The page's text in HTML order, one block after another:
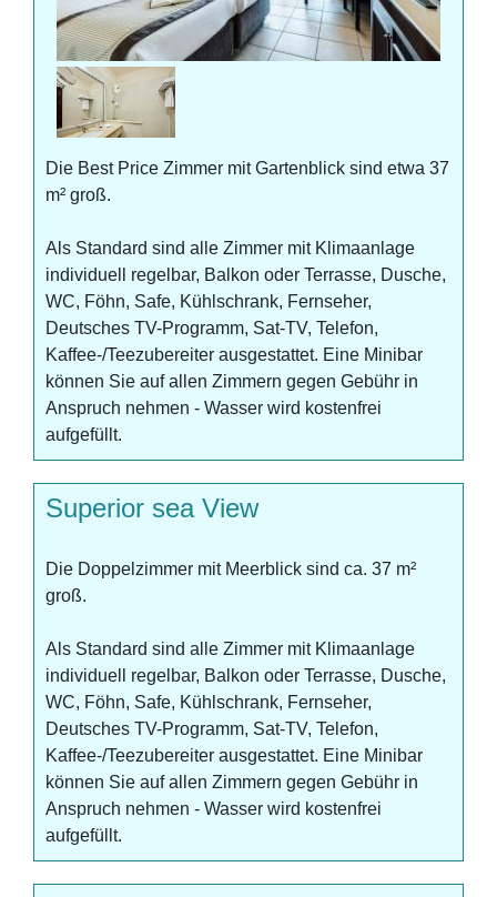
Die Best Price Zimmer mit Gartenblick sind etwa 37
m² groß.
Als Standard sind alle Zimmer mit Klimaanlage
individuell regelbar, Balkon oder Terrasse, Dusche,
WC, Föhn, Safe, Kühlschrank, Fernseher,
Deutsches TV-Programm, Sat-TV, Telefon,
Kaffee-/Teezubereiter ausgestattet. Eine Minibar
können Sie auf allen Zimmern gegen Gebühr in
Anspruch nehmen - Wasser wird kostenfrei
aufgefüllt.
Superior sea View
Die Doppelzimmer mit Meerblick sind ca. 37 m²
groß.
Als Standard sind alle Zimmer mit Klimaanlage
individuell regelbar, Balkon oder Terrasse, Dusche,
WC, Föhn, Safe, Kühlschrank, Fernseher,
Deutsches TV-Programm, Sat-TV, Telefon,
Kaffee-/Teezubereiter ausgestattet. Eine Minibar
können Sie auf allen Zimmern gegen Gebühr in
Anspruch nehmen - Wasser wird kostenfrei
aufgefüllt.